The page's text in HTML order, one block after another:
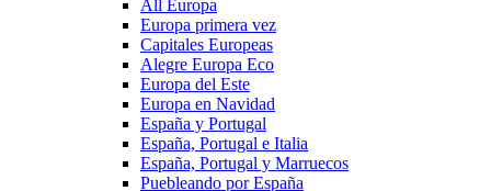
All Europa
Europa primera vez
Capitales Europeas
Alegre Europa Eco
Europa del Este
Europa en Navidad
España y Portugal
España, Portugal e Italia
España, Portugal y Marruecos
Puebleando por España